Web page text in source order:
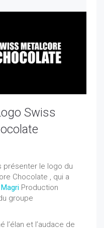
Swiss
présenter le logo du
Chocolate , qui a
Production
groupe
l’élan et l’audace de